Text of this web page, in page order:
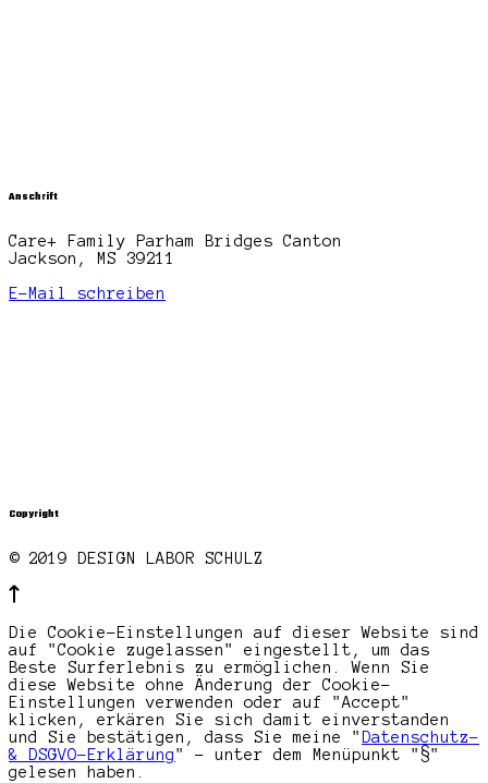
Anschrift
Care+ Family Parham Bridges Canton
Jackson, MS 39211
E-Mail schreiben
Copyright
© 2019 DESIGN LABOR SCHULZ
Die Cookie-Einstellungen auf dieser Website sind
auf "Cookie zugelassen" eingestellt, um das
Beste Surferlebnis zu ermöglichen. Wenn Sie
diese Website ohne Änderung der Cookie-
Einstellungen verwenden oder auf "Accept"
klicken, erkären Sie sich damit einverstanden
und Sie bestätigen, dass Sie meine " Datenschutz-
& DSGVO-Erklärung" - unter dem Menüpunkt "§"
gelesen haben.